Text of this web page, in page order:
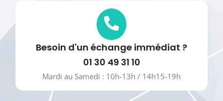
Besoin d'un échange immédiat ?
01 30 49 31 10
Mardi au Samedi : 10h-13h / 14h15-19h